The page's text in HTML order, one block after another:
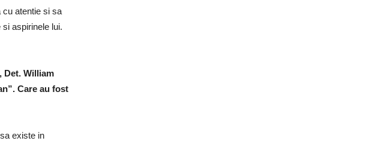
cu atentie si sa
aspirinele lui.
Det. William
Care au fost
existe in